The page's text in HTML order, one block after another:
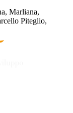
Marliana,
Piteglio,